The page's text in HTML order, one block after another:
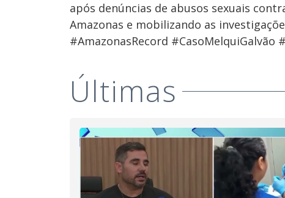
após denúncias de abusos sexuais
Amazonas e mobilizando as
#AmazonasRecord #CasoMelquiGalvão
Últimas